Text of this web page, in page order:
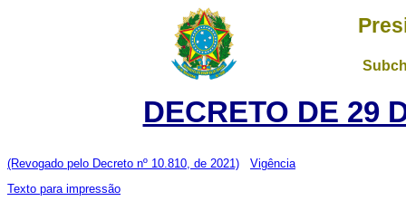
DECRETO DE 29
(Revogado pelo Decreto nº 10.810, de 2021)
Vigência
Texto para impressão